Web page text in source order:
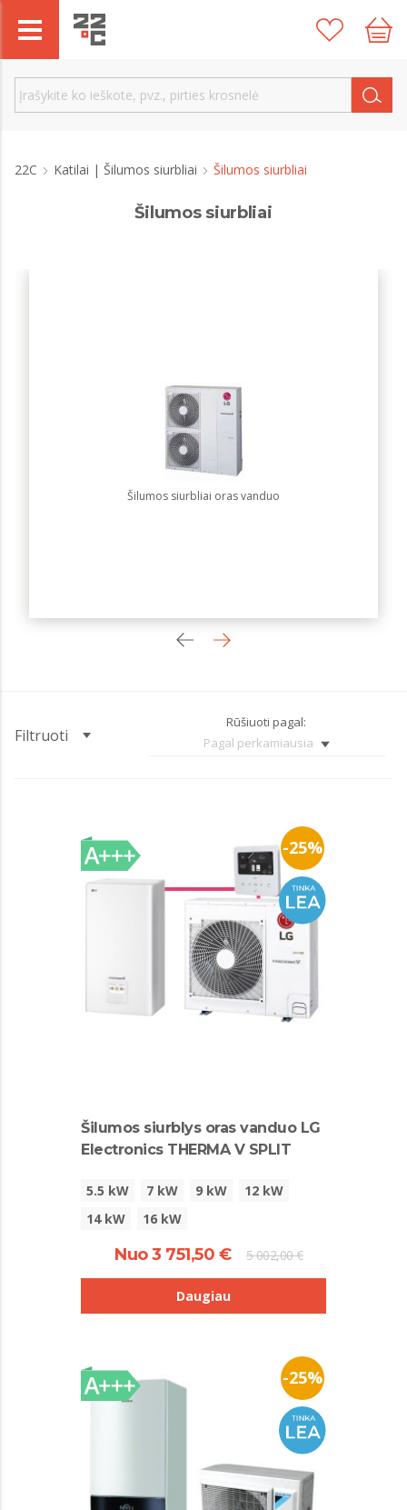
22C Katilai | Šilumos siurbliai Šilumos siurbliai
Šilumos siurbliai
Šilumos siurbliai oras vanduo
Filtruoti
Rūšiuoti pagal:
Pagal perkamiausia
-25%
Šilumos siurblys oras vanduo LG
Electronics THERMA V SPLIT
5.5 kW 7 kW 9 kW
12 kW
14 kW
16 kW
Nuo 3 751,50 € 5 002,00 €
Daugiau
-25%